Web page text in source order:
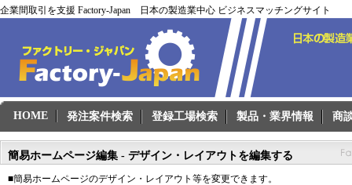
企業間取引を支援 Factory-Japan 日本の製造業中心 ビジネスマッチングサイト
HOME 発注案件検索 登録工場検索 製品・業界情報 商
簡易ホームページ編集 - デザイン・レイアウトを編集する
■簡易ホームページのデザイン・レイアウト等を変更できます。